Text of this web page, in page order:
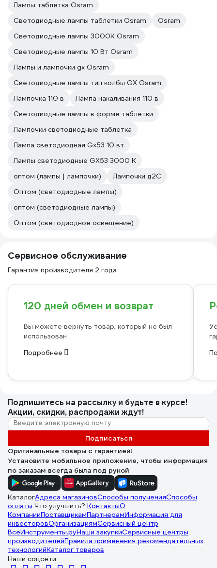
Лампы таблетка Osram
Светодиодные лампы таблетки Osram
Osram
Светодиодные лампы 3000К Osram
Светодиодные лампы 10 Вт Osram
Лампы и лампочки gx Osram
Светодиодные лампы тип колбы GX Osram
Лампочка 110 в
Лампа накаливания 110 в
Светодиодные лампы в форме таблетки
Лампочки светодиодные таблетка
Лампа светодиодная Gx53 10 вт
Лампы светодиодные GX53 3000 К
оптом (лампы | лампочки)
Лампочки д2С
Оптом (светодиодные лампы)
оптом (светодиодные лампы)
Оптом (светодиодное освещение)
Сервисное обслуживание
Гарантия производителя 2 года
120 дней обмен и возврат
Вы можете вернуть товар, который не был
использован
Подробнее
Подпишитесь на рассылкуи будьте в курсе!
Акции, скидки, распродажи ждут!
Подписаться
Оригинальные товары с гарантией!
Установите мобильное приложение, чтобы информация
по заказам всегда была под рукой
КаталогАдреса магазиновСпособы полученияСпособы
оплаты Что улучшить? КонтактыО
КомпанииПоставщикамПартнерамИнформация для
инвесторовОрганизациямСервисный центр
ВсеИнструменты.руНаши закупкиСервисные центры
производителейПравила применения рекомендательных
технологийКаталог товаров
Наши соцсети